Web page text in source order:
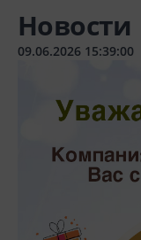
Новости
09.06.2026 15:39:00